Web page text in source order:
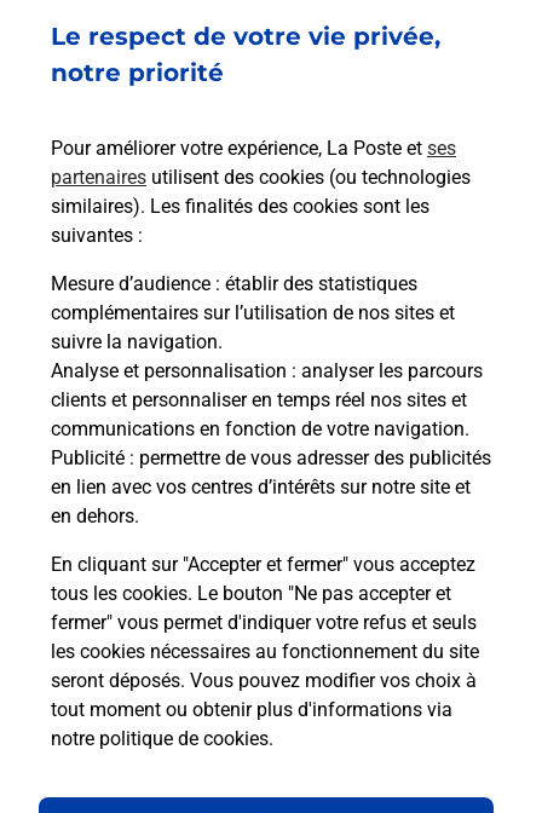
Le respect de votre vie privée,
notre priorité
Pour améliorer votre expérience, La Poste et ses
partenaires utilisent des cookies (ou technologies
similaires). Les finalités des cookies sont les
suivantes :
Mesure d’audience : établir des statistiques
complémentaires sur l’utilisation de nos sites et
suivre la navigation.
Analyse et personnalisation : analyser les parcours
clients et personnaliser en temps réel nos sites et
communications en fonction de votre navigation.
Publicité : permettre de vous adresser des publicités
en lien avec vos centres d’intérêts sur notre site et
en dehors.
En cliquant sur "Accepter et fermer" vous acceptez
tous les cookies. Le bouton "Ne pas accepter et
fermer" vous permet d'indiquer votre refus et seuls
les cookies nécessaires au fonctionnement du site
seront déposés. Vous pouvez modifier vos choix à
tout moment ou obtenir plus d'informations via
notre politique de cookies.
Ouvert 24h/24
En savoir plus
Recherchez un autre point de contact
Questions fréquemment posées
Quel réseau utilise La Poste Mobile ?
Est-ce que je peux garder mon
numéro de mobile gratuitement ?
Est-ce que je peux bénéficier de la 5G
avec La Poste Mobile ?
Est-ce que je peux utiliser mon forfait
à l’étranger avec La Poste Mobile ?
en plusieurs fois avec La Poste Mobile